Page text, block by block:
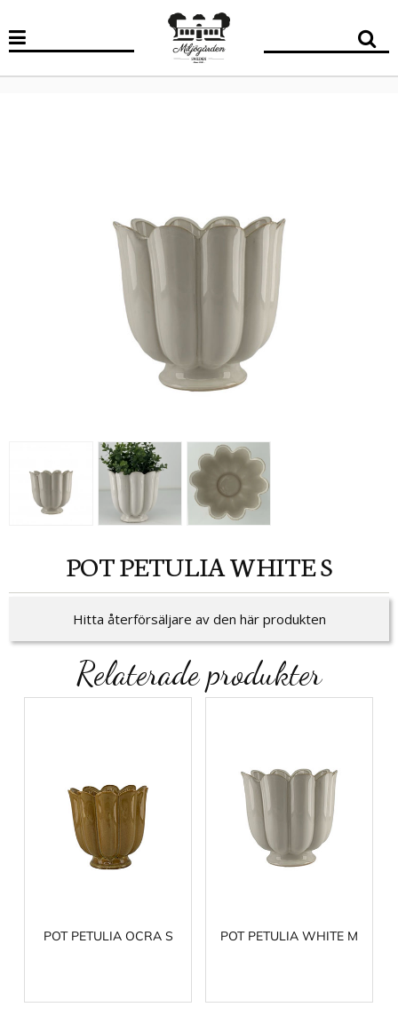
POT PETULIA WHITE S
Hitta återförsäljare av den här produkten
Relaterade produkter
POT PETULIA OCRA S POT PETULIA WHITE M